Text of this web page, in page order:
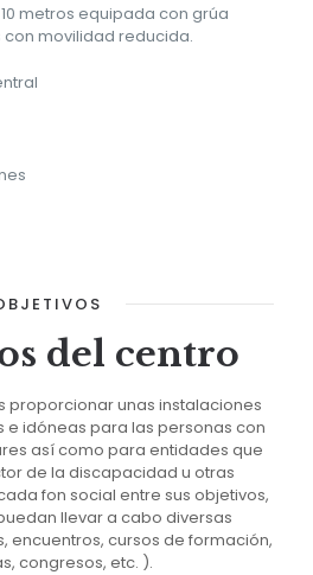
metros equipada con grúa
movilidad reducida.
del centro
proporcionar unas instalaciones
idóneas para las personas con
así como para entidades que
de la discapacidad u otras
fon social entre sus objetivos,
llevar a cabo diversas
encuentros, cursos de formación,
congresos, etc. ).